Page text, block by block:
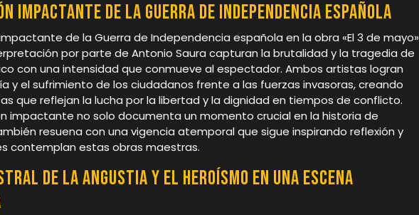
impactante de la Guerra de Independencia española
de la Guerra de Independencia española en la obra «El 3 de mayo»
por parte de Antonio Saura capturan la brutalidad y la tragedia de
con una intensidad que conmueve al espectador. Ambos artistas logran
y el sufrimiento de los ciudadanos frente a las fuerzas invasoras, creando
que reflejan la lucha por la libertad y la dignidad en tiempos de conflicto.
impactante no solo documenta un momento crucial en la historia de
resuena con una vigencia atemporal que sigue inspirando reflexión y
contemplan estas obras maestras.
de la angustia y el heroísmo en una escena